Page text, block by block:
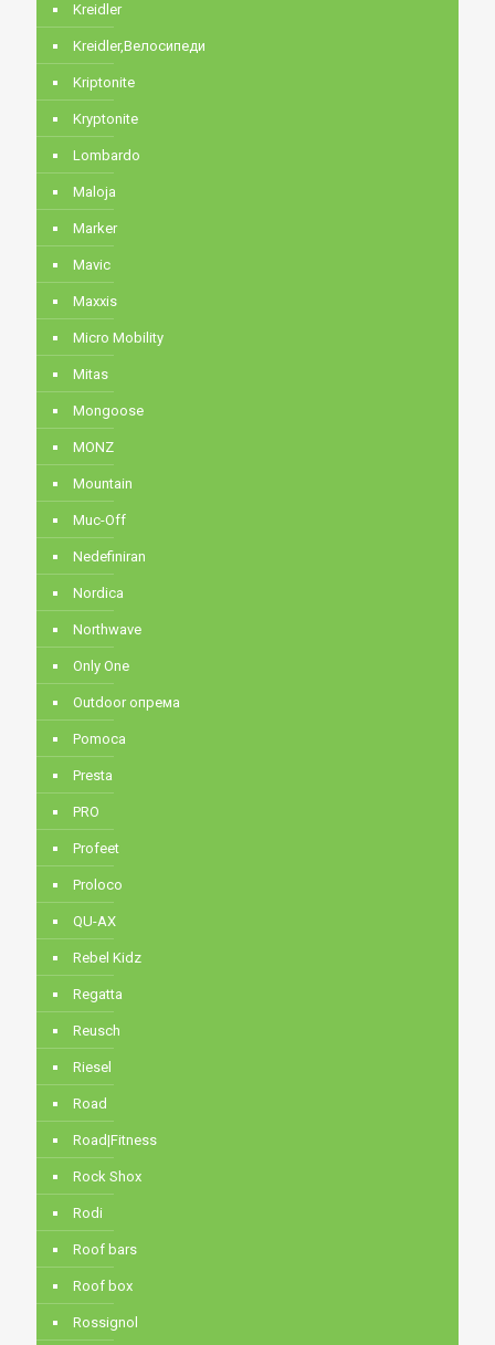
Kreidler
Kreidler,Велосипеди
Kriptonite
Kryptonite
Lombardo
Maloja
Marker
Mavic
Maxxis
Micro Mobility
Mitas
Mongoose
MONZ
Mountain
Muc-Off
Nedefiniran
Nordica
Northwave
Only One
Outdoor опрема
Pomoca
Presta
PRO
Profeet
Proloco
QU-AX
Rebel Kidz
Regatta
Reusch
Riesel
Road
Road|Fitness
Rock Shox
Rodi
Roof bars
Roof box
Rossignol